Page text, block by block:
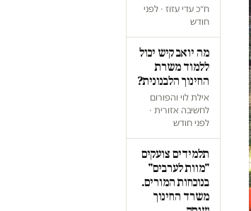
ח״כ עדי עזוז · לפני
חודש
מה יואב קיש יכול
ללמוד משרת
החינוך הלבנונית?
אילת לוי והפורום
לחשיבה אזורית ·
לפני חודש
תלמידים צועקים
"מוות לערבים"
בנוכחות המורים.
משרד החינוך